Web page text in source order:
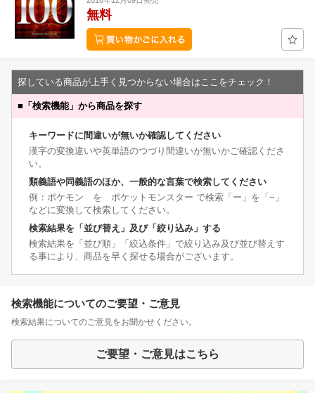
無料
探している商品が上手く見つからない場合はここをチェック！
■ 「検索機能」から商品を探す
キーワードに間違いが無いか確認してください
漢字の変換違いや英単語のつづり間違いが無いかご確認くださ
い。
類義語や同義語のほか、一般的な言葉で検索してください
例：ポケモン を ポケットモンスター で検索「ー」を「−」
などに変換して検索してください。
検索結果を「並び替え」及び「絞り込み」する
検索結果を「並び順」「絞込条件」で絞り込み及び並び替えす
る事により、商品を早く探せる場合がございます。
検索機能についてのご要望・ご意見
検索結果についてのご意見をお聞かせください。
ご要望・ご意見はこちら